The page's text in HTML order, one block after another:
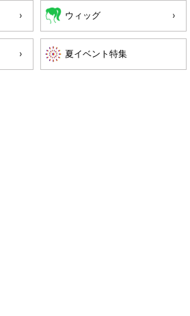
ウィッグ